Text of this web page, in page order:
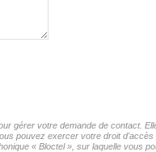
gérer votre demande de contact.
pouvez exercer votre droit
« Bloctel », sur laquelle vous